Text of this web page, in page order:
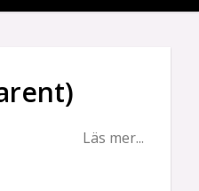
Läs mer...